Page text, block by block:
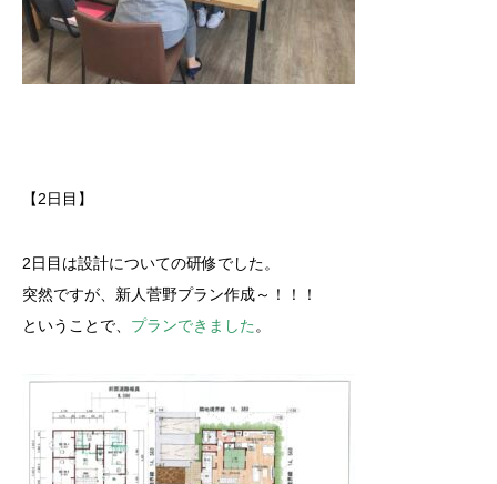
【2日目】
2日目は設計についての研修でした。
突然ですが、新人菅野プラン作成～！！！
ということで、 プランできました 。